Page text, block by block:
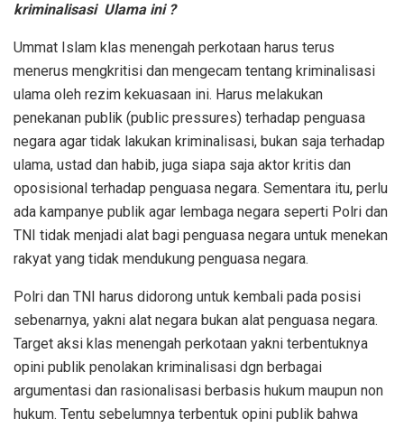
kriminalisasi Ulama ini ?
Ummat Islam klas menengah perkotaan harus terus
menerus mengkritisi dan mengecam tentang kriminalisasi
ulama oleh rezim kekuasaan ini. Harus melakukan
penekanan publik (public pressures) terhadap penguasa
negara agar tidak lakukan kriminalisasi, bukan saja terhadap
ulama, ustad dan habib, juga siapa saja aktor kritis dan
oposisional terhadap penguasa negara. Sementara itu, perlu
ada kampanye publik agar lembaga negara seperti Polri dan
TNI tidak menjadi alat bagi penguasa negara untuk menekan
rakyat yang tidak mendukung penguasa negara.
Polri dan TNI harus didorong untuk kembali pada posisi
sebenarnya, yakni alat negara bukan alat penguasa negara.
Target aksi klas menengah perkotaan yakni terbentuknya
opini publik penolakan kriminalisasi dgn berbagai
argumentasi dan rasionalisasi berbasis hukum maupun non
hukum. Tentu sebelumnya terbentuk opini publik bahwa